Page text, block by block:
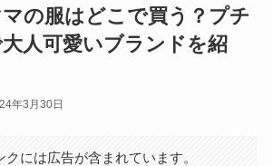
の服はどこで買う？プチ
人可愛いブランドを紹
年3月30日
クには広告が含まれています。